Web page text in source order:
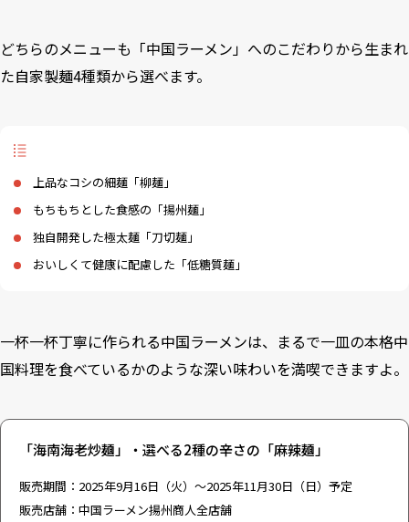
どちらのメニューも「中国ラーメン」へのこだわりから生まれ
た自家製麺4種類から選べます。
上品なコシの細麺「柳麺」
もちもちとした食感の「揚州麺」
独自開発した極太麺「刀切麺」
おいしくて健康に配慮した「低糖質麺」
一杯一杯丁寧に作られる中国ラーメンは、まるで一皿の本格中
国料理を食べているかのような深い味わいを満喫できますよ。
「海南海老炒麺」・選べる2種の辛さの「麻辣麺」
販売期間：2025年9月16日（火）～2025年11月30日（日）予定
販売店舗：中国ラーメン揚州商人全店舗